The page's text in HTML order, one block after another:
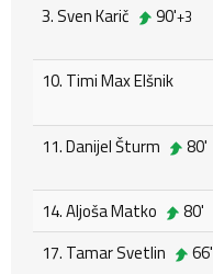
3. Sven Karič
90'+3
10. Timi Max Elšnik
11. Danijel Šturm
80'
14. Aljoša Matko
80'
17. Tamar Svetlin
66'